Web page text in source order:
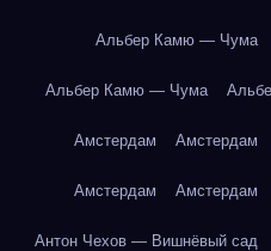
Альбер Камю — Чума
Альбер Камю — Чума
Амстердам Амстердам
Амстердам Амстердам
Антон Чехов — Вишнёвый сад